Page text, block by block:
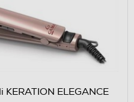
ELEGANCE